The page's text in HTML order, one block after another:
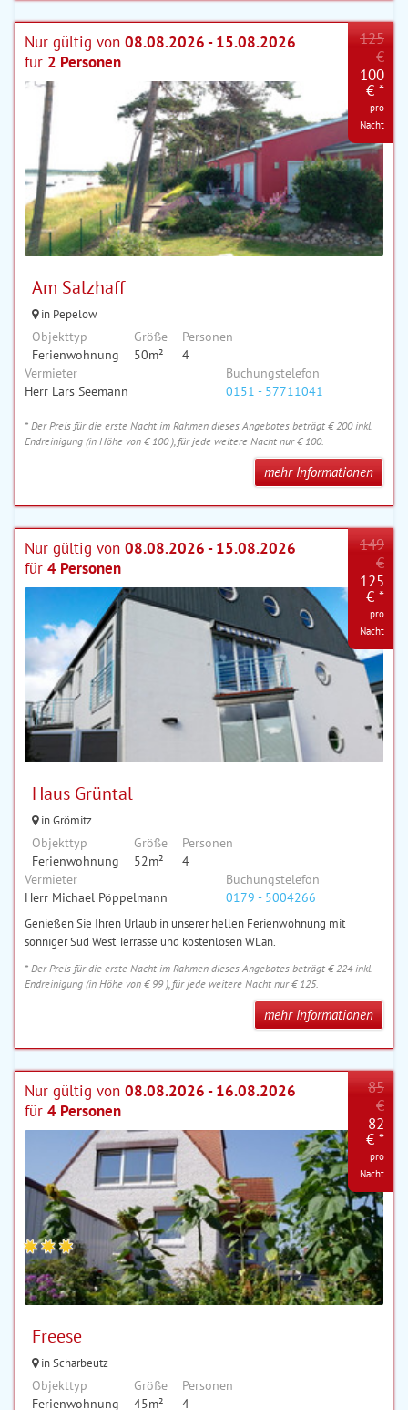
Nur gültig von 08.08.2026 - 15.08.2026
für 2 Personen
Am Salzhaff
in Pepelow
Objekttyp
Ferienwohnung
Größe
50m²
Personen
4
125
€
100
€ *
pro
Nacht
Vermieter
Herr Lars Seemann
Buchungstelefon
0151 - 57711041
* Der Preis für die erste Nacht im Rahmen dieses Angebotes beträgt € 200 inkl.
Endreinigung (in Höhe von € 100 ), für jede weitere Nacht nur € 100.
mehr Informationen
Nur gültig von 08.08.2026 - 15.08.2026
für 4 Personen
Haus Grüntal
in Grömitz
Objekttyp
Ferienwohnung
Größe
52m²
Personen
4
149
€
125
€ *
pro
Nacht
Vermieter
Herr Michael Pöppelmann
Buchungstelefon
0179 - 5004266
Genießen Sie Ihren Urlaub in unserer hellen Ferienwohnung mit
sonniger Süd West Terrasse und kostenlosen WLan.
* Der Preis für die erste Nacht im Rahmen dieses Angebotes beträgt € 224 inkl.
Endreinigung (in Höhe von € 99 ), für jede weitere Nacht nur € 125.
mehr Informationen
Nur gültig von 08.08.2026 - 16.08.2026
für 4 Personen
Freese
in Scharbeutz
Objekttyp
Ferienwohnung
Größe
45m²
Personen
4
85
€
82
€ *
pro
Nacht